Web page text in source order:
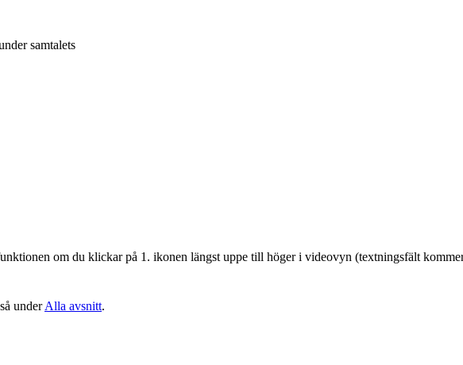
samtalets
om du klickar på 1. ikonen längst uppe till höger i videovyn (textningsfält
underAlla avsnitt.